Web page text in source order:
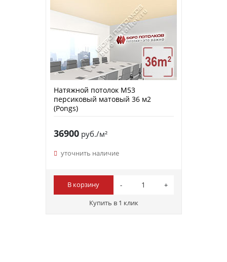
Натяжной потолок M53
персиковый матовый 36 м2
(Pongs)
36900руб./м²
уточнить наличие
В корзину
Купить в 1 клик